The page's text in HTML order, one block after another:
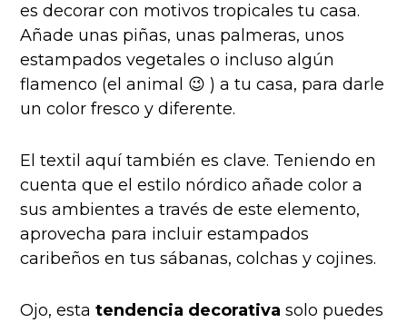
es decorar con motivos tropicales tu casa.
Añade unas piñas, unas palmeras, unos
estampados vegetales o incluso algún
flamenco (el animal 😉 ) a tu casa, para darle
un color fresco y diferente.
El textil aquí también es clave. Teniendo en
cuenta que el estilo nórdico añade color a
sus ambientes a través de este elemento,
aprovecha para incluir estampados
caribeños en tus sábanas, colchas y cojines.
Ojo, estatendencia decorativa solo puedes